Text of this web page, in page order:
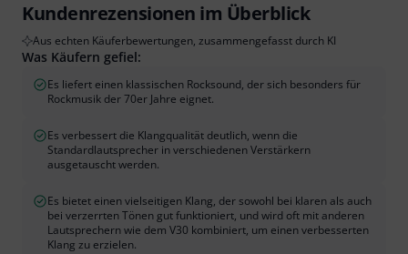
Kundenrezensionen im Überblick
Aus echten Käuferbewertungen, zusammengefasst durch KI
Was Käufern gefiel:
Es liefert einen klassischen Rocksound, der sich besonders für
Rockmusik der 70er Jahre eignet.
Es verbessert die Klangqualität deutlich, wenn die
Standardlautsprecher in verschiedenen Verstärkern
ausgetauscht werden.
Es bietet einen vielseitigen Klang, der sowohl bei klaren als auch
bei verzerrten Tönen gut funktioniert, und wird oft mit anderen
Lautsprechern wie dem V30 kombiniert, um einen verbesserten
Klang zu erzielen.